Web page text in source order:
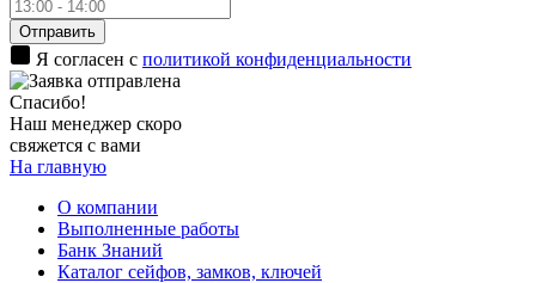
Отправить
Я согласен с политикой конфиденциальности
Спасибо!
Наш менеджер скоро
свяжется с вами
На главную
О компании
Выполненные работы
Банк Знаний
Каталог сейфов, замков, ключей